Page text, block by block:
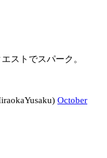
ストでスパーク。
October